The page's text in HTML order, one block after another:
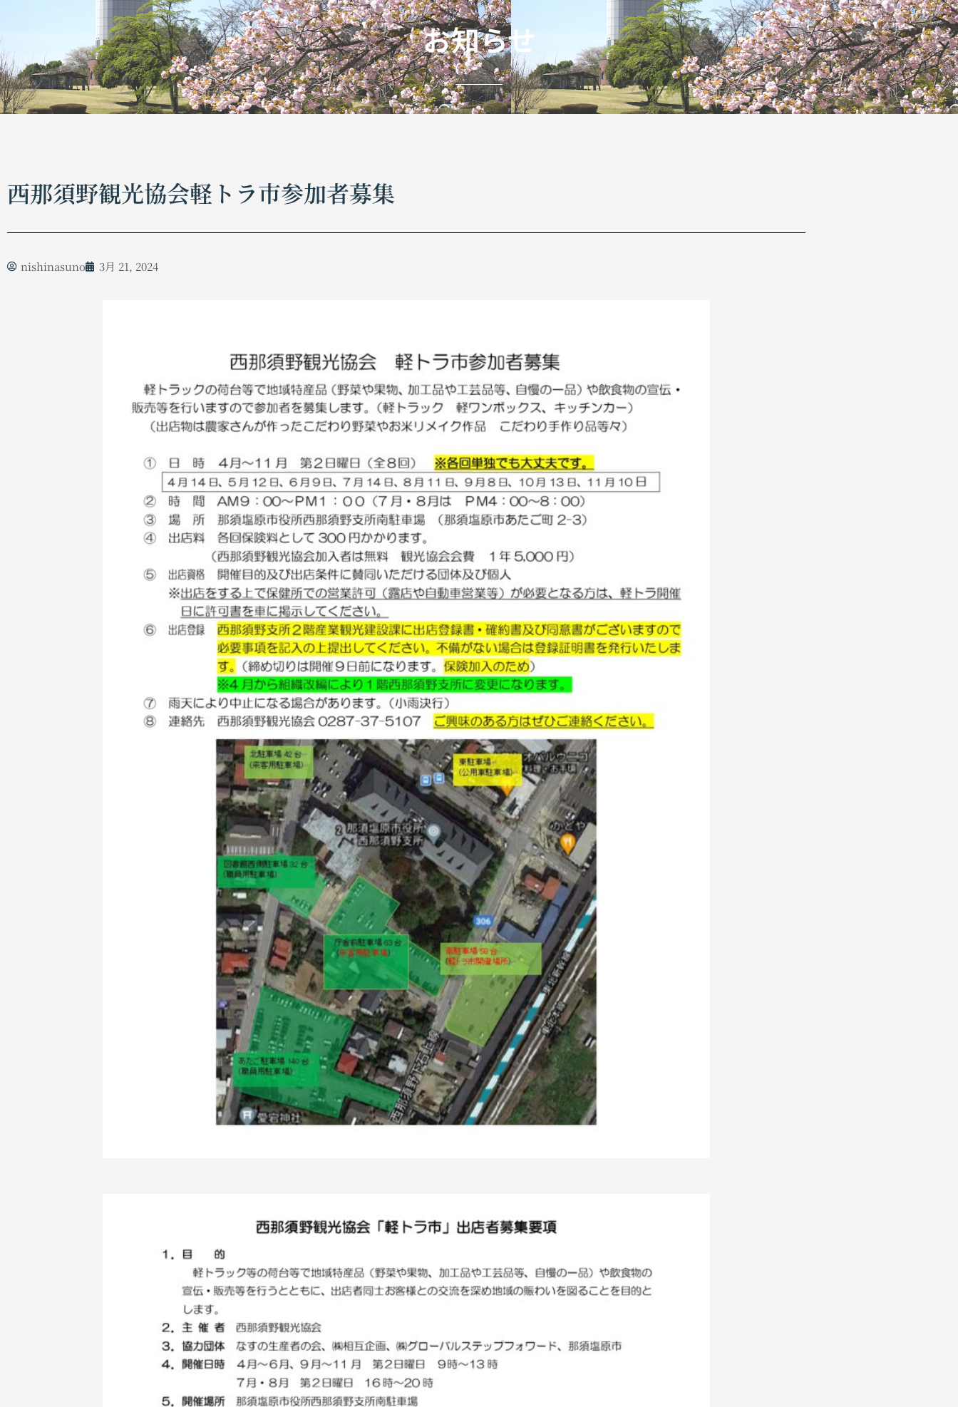
お知らせ
西那須野観光協会軽トラ市参加者募集
nishinasuno 3月 21, 2024